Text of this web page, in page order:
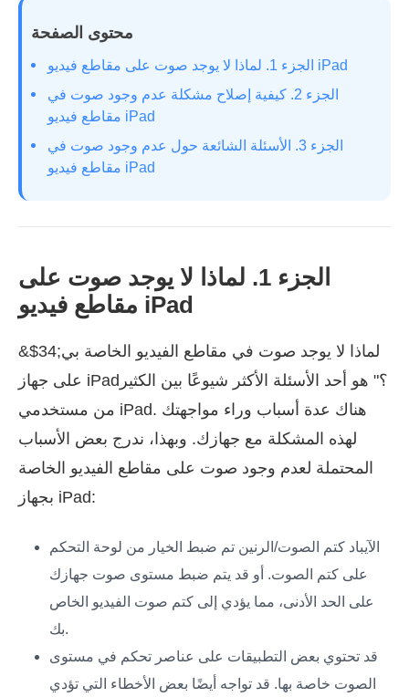
محتوى الصفحة
الجزء 1. لماذا لا يوجد صوت على مقاطع فيديو iPad
الجزء 2. كيفية إصلاح مشكلة عدم وجود صوت في
مقاطع فيديو iPad
الجزء 3. الأسئلة الشائعة حول عدم وجود صوت في
مقاطع فيديو iPad
الجزء 1. لماذا لا يوجد صوت على
مقاطع فيديو iPad
&$34;لماذا لا يوجد صوت في مقاطع الفيديو الخاصة بي
على جهاز iPad؟" هو أحد الأسئلة الأكثر شيوعًا بين الكثير
من مستخدمي iPad. هناك عدة أسباب وراء مواجهتك
لهذه المشكلة مع جهازك. وبهذا، ندرج بعض الأسباب
المحتملة لعدم وجود صوت على مقاطع الفيديو الخاصة
بجهاز iPad:
الآيباد كتم الصوت/الرنين تم ضبط الخيار من لوحة التحكم
على كتم الصوت. أو قد يتم ضبط مستوى صوت جهازك
على الحد الأدنى، مما يؤدي إلى كتم صوت الفيديو الخاص
بك.
قد تحتوي بعض التطبيقات على عناصر تحكم في مستوى
الصوت خاصة بها. قد تواجه أيضًا بعض الأخطاء التي تؤدي